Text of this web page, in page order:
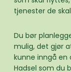
tjenester de
Du bør
mulig, det gjør
kunne inngå
Hadsel som du